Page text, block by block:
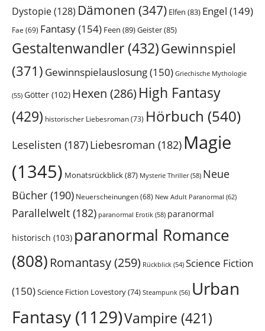
Dystopie(128) Dämonen (347) Elfen (83) Engel (149)
Fae (69) Fantasy(154) Feen (89)Geister(85)
Gestaltenwandler (432)Gewinnspiel
(371) Gewinnspielauslosung(150) Griechische Mythologie
(55) Götter (102) Hexen (286) High Fantasy
(429) historischer Liebesroman(73) Hörbuch (540)
Leselisten (187)Liebesroman (182) Magie
(1345) Monatsrückblick(87) Mysterie Thriller(58) Neue
Bücher (190) Neuerscheinungen(68) New Adult Paranormal (62)
Parallelwelt (182) paranormal Erotik (58) paranormal
historisch (103) paranormal Romance
(808) Romantasy(259) Rückblick (54) Science Fiction
(150)Science Fiction Lovestory(74) Steampunk (56) Urban
Fantasy (1129)Vampire (421)